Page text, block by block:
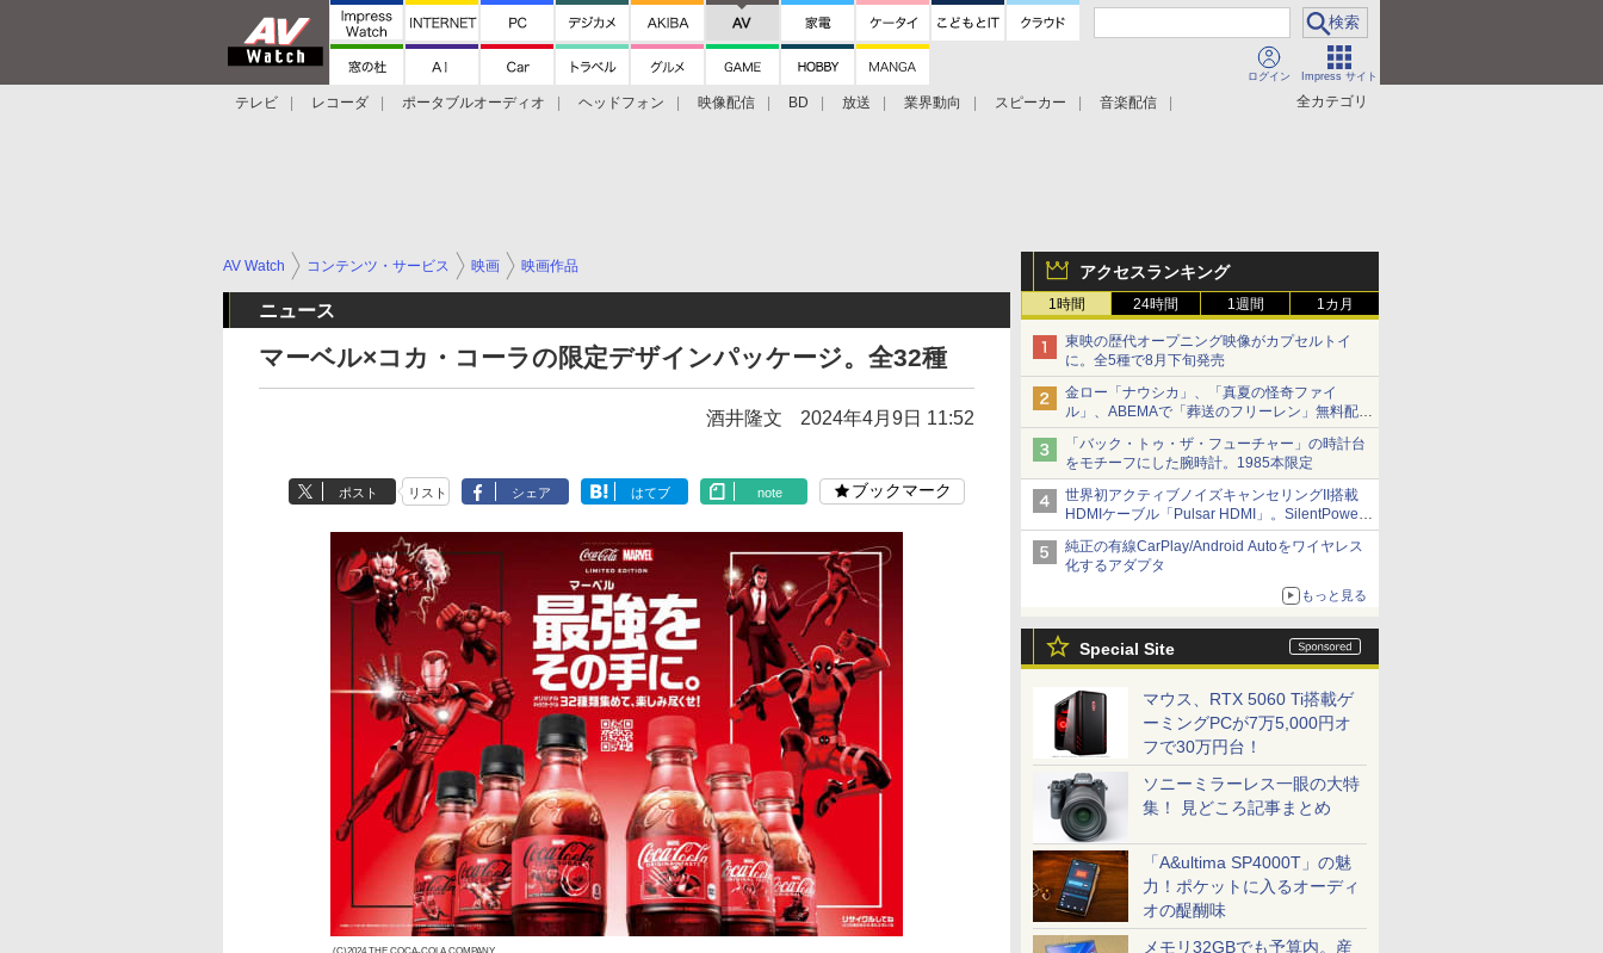
ログイン Impress サイト
全カテゴリ
テレビ レコーダ ポータブルオーディオ ヘッドフォン 映像配信 BD 放送 業界動向 スピーカー
音楽配信
アクセスランキング
1時間 24時間 1週間 1カ月
東映の歴代オープニング映像がカプセルトイ
に。全5種で8月下旬発売
金ロー「ナウシカ」、「真夏の怪奇ファイ
ル」、ABEMAで「葬送のフリーレン」無料配信
など。夏の特番・配信情報
「バック・トゥ・ザ・フューチャー」の時計台
をモチーフにした腕時計。1985本限定
世界初アクティブノイズキャンセリングII搭載
HDMIケーブル「Pulsar HDMI」。SilentPower
から
純正の有線CarPlay/Android Autoをワイヤレス
化するアダプタ
もっと見る
Special Site
マウス、RTX 5060 Ti搭載ゲ
ーミングPCが7万5,000円オ
フで30万円台！
ソニーミラーレス一眼の大特
集！ 見どころ記事まとめ
「A&ultima SP4000T」の魅
力！ポケットに入るオーディ
オの醍醐味
メモリ32GBでも予算内。産
AV Watch コンテンツ・サービス 映画 映画作品
ニュース
マーベル×コカ・コーラの限定デザインパッケージ。全32種
酒井隆文 2024年4月9日 11:52
ポスト リスト シェア はてブ note ブックマーク
(C)2024 THE COCA-COLA COMPANY